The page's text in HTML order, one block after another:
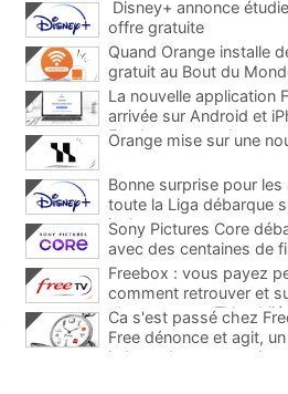
Disney+ annonce
offre gratuite
Quand Orange installe
gratuit au Bout du
La nouvelle application
arrivée sur Android et
Freebox, testez la
Orange mise sur une
Bonne surprise pour
toute la Liga débarque
inclus
Sony Pictures Core
avec des centaines de
Freebox : vous payez
comment retrouver et
abonnements TV
Ca s'est passé chez
Free dénonce et agit,
le bout de son nez chez